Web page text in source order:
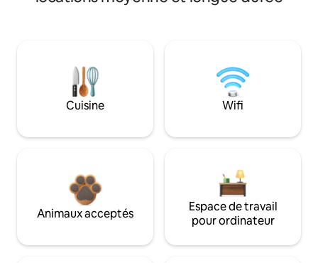
Cuisine Wifi
Animaux acceptés
Espace de travail
pour ordinateur